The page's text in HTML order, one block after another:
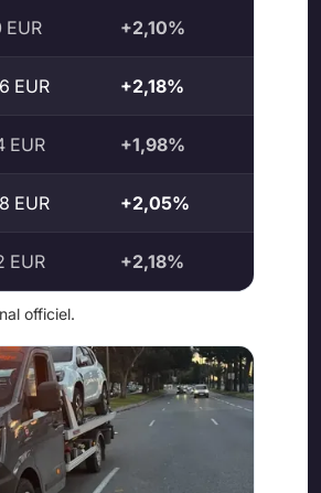
EUR +2,10%
EUR +2,18%
EUR +1,98%
EUR +2,05%
EUR +2,18%
officiel.